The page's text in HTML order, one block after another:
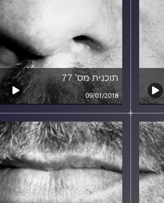
תוכנית מס' 77
09/01/2018